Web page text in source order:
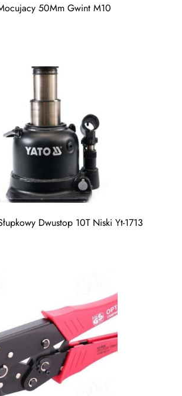
50Mm Gwint M10
Dwustop 10T Niski Yt-1713